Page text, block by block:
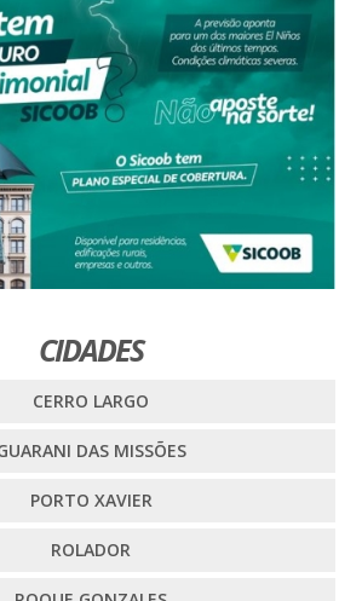
CIDADES
CERRO LARGO
DAS MISSÕES
PORTO XAVIER
ROLADOR